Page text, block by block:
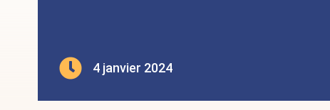
 4 janvier 2024